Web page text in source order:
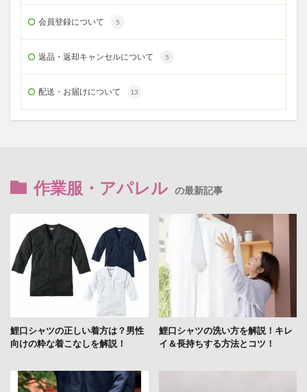
会員登録について 5
返品・返却キャンセルについて 5
配送・お届けについて 13
作業服・アパレル の最新記事
鯉口シャツの正しい着方は？男性
向けの粋な着こなしを解説！
鯉口シャツの洗い方を解説！キレ
イ＆長持ちする方法とコツ！